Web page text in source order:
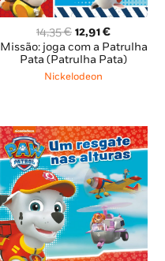
14,35€ O
preço
original
era:
12,91€O
preço
atual
Missão: joga com a Patrulha
Pata (Patrulha Pata)
Nickelodeon